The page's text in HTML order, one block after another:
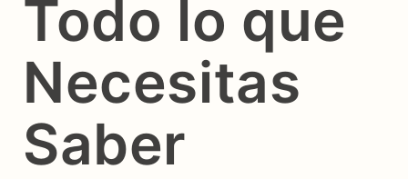
Todo lo que
Necesitas
Saber